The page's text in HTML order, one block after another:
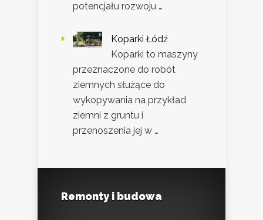
potencjału rozwoju …
Koparki Łódź
Koparki to maszyny
przeznaczone do robót
ziemnych służące do
wykopywania na przykład
ziemni z gruntu i
przenoszenia jej w …
Remonty i budowa